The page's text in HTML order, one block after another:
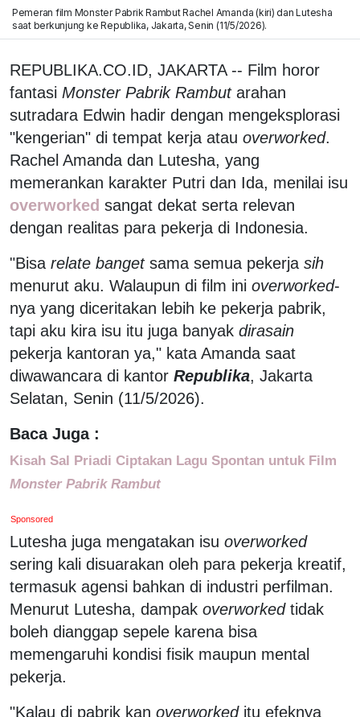
Pemeran film Monster Pabrik Rambut Rachel Amanda (kiri) dan Lutesha
saat berkunjung ke Republika, Jakarta, Senin (11/5/2026).
REPUBLIKA.CO.ID, JAKARTA -- Film horor
fantasi Monster Pabrik Rambutarahan
sutradara Edwin hadir dengan mengeksplorasi
"kengerian" di tempat kerja atau overworked.
Rachel Amanda dan Lutesha, yang
memerankan karakter Putri dan Ida, menilai isu
overworked sangat dekat serta relevan
dengan realitas para pekerja di Indonesia.
"Bisa relate bangetsama semua pekerja sih
menurut aku. Walaupun di film ini overworked-
nya yang diceritakan lebih ke pekerja pabrik,
tapi aku kira isu itu juga banyak dirasain
pekerja kantoran ya," kata Amanda saat
diwawancara di kantor Republika, Jakarta
Selatan, Senin (11/5/2026).
Baca Juga :
Kisah Sal Priadi Ciptakan Lagu Spontan untuk Film
Monster Pabrik Rambut
Sponsored
Lutesha juga mengatakan isu overworked
sering kali disuarakan oleh para pekerja kreatif,
termasuk agensi bahkan di industri perfilman.
Menurut Lutesha, dampak overworkedtidak
boleh dianggap sepele karena bisa
memengaruhi kondisi fisik maupun mental
pekerja.
"Kalau di pabrik kan overworkeditu efeknya